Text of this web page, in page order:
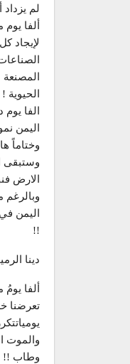
لم
ألفا
لإيجاد
الحيوية !
الفا
اليمن
وختاماً
وستبقى
الارض
وبالرغم
!!
دينا
ألفا
تعرضنا
والموت
وطاب !!